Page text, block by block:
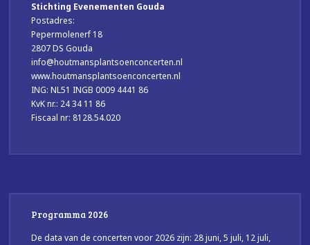
Stichting Evenementen Gouda
Postadres:
Pepermolenerf 18
2807 DS Gouda
info@houtmansplantsoenconcerten.nl
www.houtmansplantsoenconcerten.nl
ING: NL51 INGB 0009 4441 86
KvK nr.: 24 34 11 86
Fiscaal nr: 8128.54.020
Programma 2026
De data van de concerten voor 2026 zijn: 28 juni, 5 juli, 12 juli,